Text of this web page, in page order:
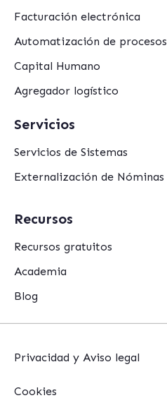
Facturación electrónica
Automatización de procesos
Capital Humano
Agregador logístico
Servicios
Servicios de Sistemas
Externalización de Nóminas
Recursos
Recursos gratuitos
Academia
Blog
Privacidad y Aviso legal
Cookies